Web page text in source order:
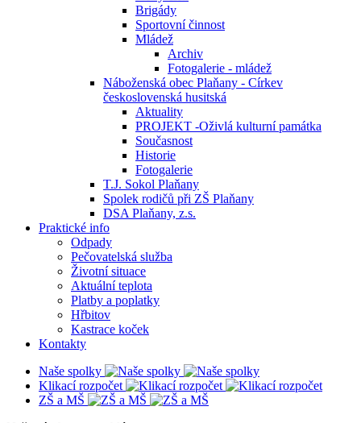
Brigády
Sportovní činnost
Mládež
Archiv
Fotogalerie - mládež
Náboženská obec Plaňany - Církev
československá husitská
Aktuality
PROJEKT -Oživlá kulturní památka
Současnost
Historie
Fotogalerie
T.J. Sokol Plaňany
Spolek rodičů při ZŠ Plaňany
DSA Plaňany, z.s.
Praktické info
Odpady
Pečovatelská služba
Životní situace
Aktuální teplota
Platby a poplatky
Hřbitov
Kastrace koček
Kontakty
Naše spolky
Klikací rozpočet
ZŠ a MŠ